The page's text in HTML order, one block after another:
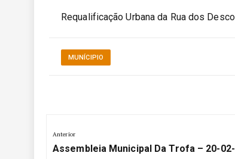
Requalificação Urbana da Rua dos
MUNÍCIPIO
Navegação
de
Anterior
Anterior:
Assembleia Municipal Da Trofa – 20-